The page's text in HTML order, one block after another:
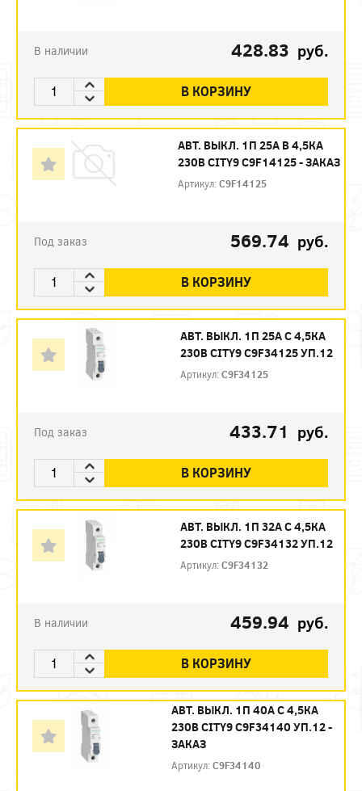
В наличии 428.83 руб.
В КОРЗИНУ
АВТ. ВЫКЛ. 1П 25А B 4,5КА
230В CITY9 C9F14125 - ЗАКАЗ
Артикул:C9F14125
Под заказ 569.74 руб.
В КОРЗИНУ
АВТ. ВЫКЛ. 1П 25А С 4,5КА
230В CITY9 C9F34125 УП.12
Артикул:C9F34125
Под заказ 433.71 руб.
В КОРЗИНУ
АВТ. ВЫКЛ. 1П 32А С 4,5КА
230В CITY9 C9F34132 УП.12
Артикул:C9F34132
В наличии 459.94 руб.
В КОРЗИНУ
АВТ. ВЫКЛ. 1П 40А С 4,5КА
230В CITY9 C9F34140 УП.12 -
ЗАКАЗ
Артикул:C9F34140